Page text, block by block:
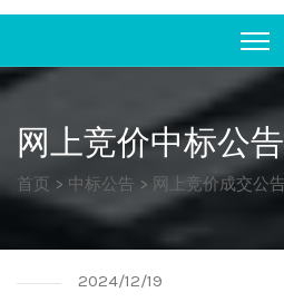
网上竞价中标公告
首页 > 中标公告 > 网上竞价成交公
2024/12/19